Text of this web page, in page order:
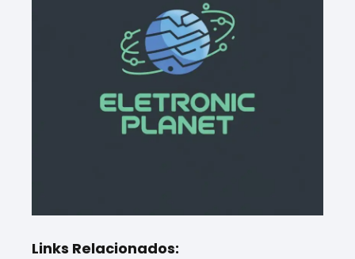
Links Relacionados: